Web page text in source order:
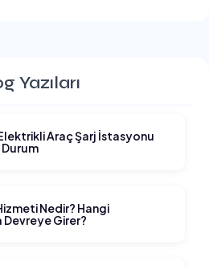
Yazıları
Araç Şarj İstasyonu
Durum
Nedir? Hangi
Girer?